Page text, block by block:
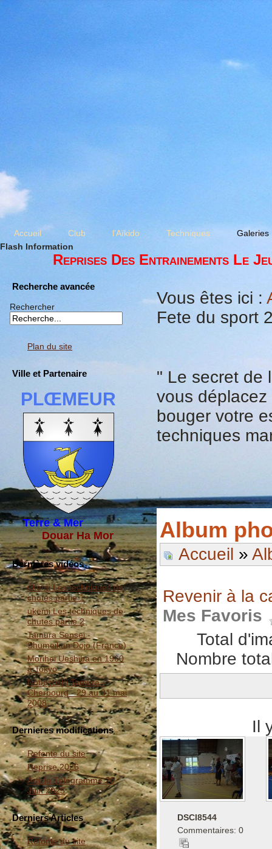
Accueil Club l'Aïkido Techniques
Galeries
Flash Information
Reprises Des Entrainements Le
Recherche avancée
Rechercher
Plan du site
Ville et Partenaire
PLŒMEUR
Terre & Mer
Douar Ha Mor
Dernières vidéos
ukemi Les techniques de
chutes partie 1
ukemi Les techniques de
chutes partie 2
Tamura Sensei -
Shumeikan Dojo (France)
Morihei Ueshiba en 1960
à Tokyo
Nobuyoshi Tamura -
Cherbourg - 29 au 31 mai
2008
Dernieres modifications
Refonte du site
Reprise 2026
Article Télégramme 20
Juin 2025
Derniers Articles
Refonte du site
Vous êtes ici :
Fete du sport
" Le secret de
vous
bouger votre
techniques
Album
Accueil »
Revenir à la
Mes Favoris
Total
Nombre
Il
DSCI8544
Commentaires: 0